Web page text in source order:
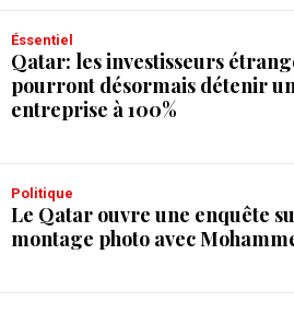
Éssentiel
Qatar: les investisseurs
pourront désormais détenir
entreprise à 100%
Politique
Le Qatar ouvre une enquête
montage photo avec